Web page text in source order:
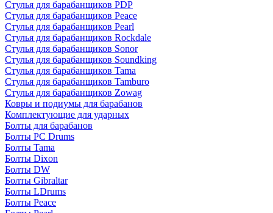
Стулья для барабанщиков PDP
Стулья для барабанщиков Peace
Стулья для барабанщиков Pearl
Стулья для барабанщиков Rockdale
Стулья для барабанщиков Sonor
Стулья для барабанщиков Soundking
Стулья для барабанщиков Tama
Стулья для барабанщиков Tamburo
Стулья для барабанщиков Zowag
Ковры и подиумы для барабанов
Комплектующие для ударных
Болты для барабанов
Болты PC Drums
Болты Tama
Болты Dixon
Болты DW
Болты Gibraltar
Болты LDrums
Болты Peace